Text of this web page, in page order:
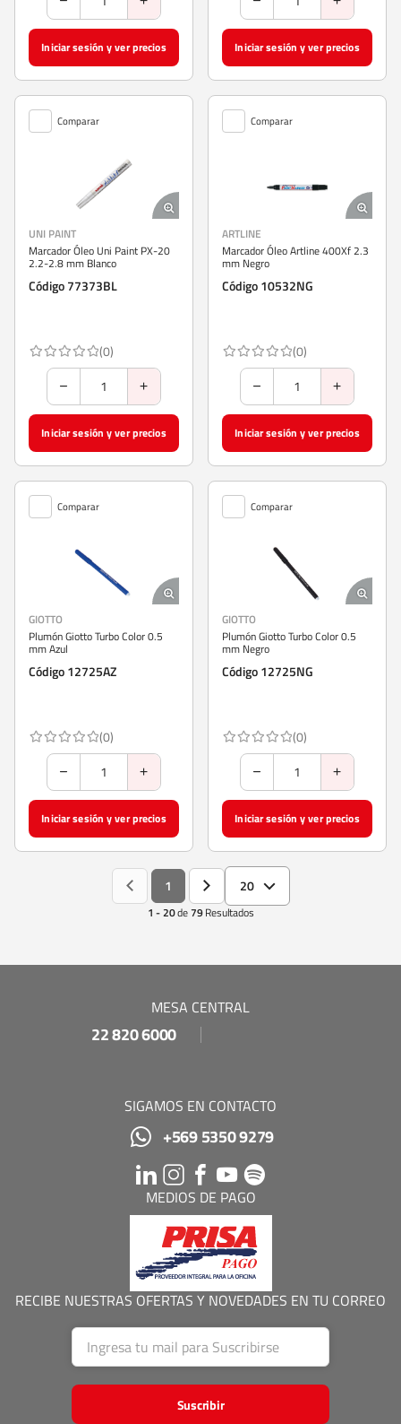
Iniciar sesión y ver precios Iniciar sesión y ver precios
Comparar
UNI PAINT
Marcador Óleo Uni Paint PX-20
2.2-2.8 mm Blanco
Código 77373BL
(0)
Iniciar sesión y ver precios
Comparar
ARTLINE
Marcador Óleo Artline 400Xf 2.3
mm Negro
Código 10532NG
(0)
Iniciar sesión y ver precios
Comparar
GIOTTO
Plumón Giotto Turbo Color 0.5
mm Azul
Código 12725AZ
(0)
Iniciar sesión y ver precios
Comparar
GIOTTO
Plumón Giotto Turbo Color 0.5
mm Negro
Código 12725NG
(0)
Iniciar sesión y ver precios
1 - 20de79Resultados
1 20
MESA CENTRAL
22 820 6000
SIGAMOS EN CONTACTO
+569 5350 9279
MEDIOS DE PAGO
RECIBE NUESTRAS OFERTAS Y NOVEDADES EN TU CORREO
Suscribir